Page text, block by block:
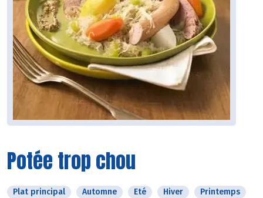
Potée trop chou
Plat principal Automne Eté Hiver Printemps